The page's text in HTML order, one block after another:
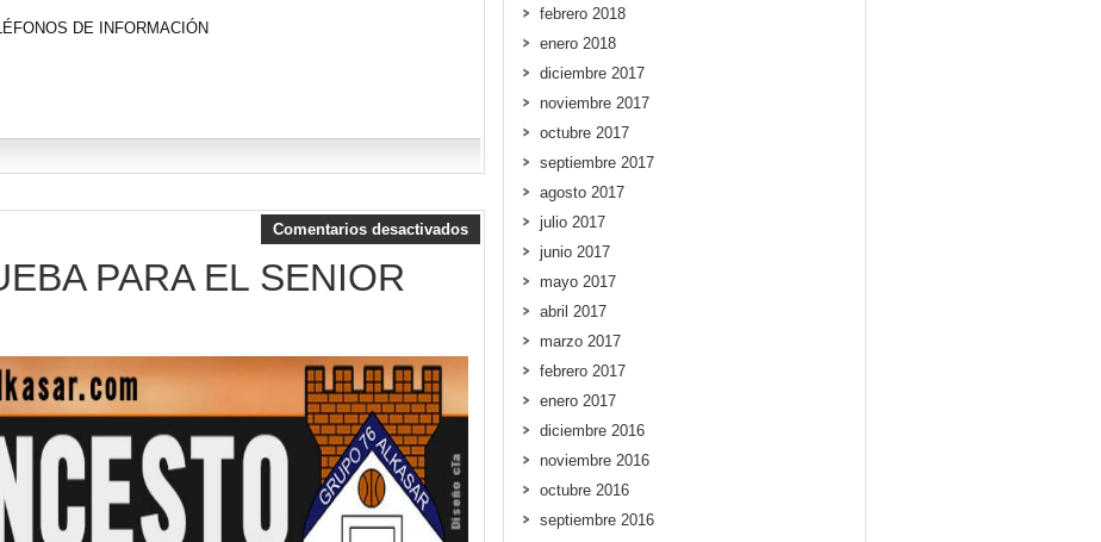
DE INFORMACIÓN
Comentarios desactivados
PARA EL SENIOR
febrero 2018
enero 2018
diciembre 2017
noviembre 2017
octubre 2017
septiembre 2017
agosto 2017
julio 2017
junio 2017
mayo 2017
abril 2017
marzo 2017
febrero 2017
enero 2017
diciembre 2016
noviembre 2016
octubre 2016
septiembre 2016